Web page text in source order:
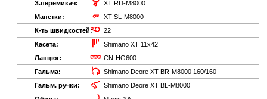
З.перемикач:
XT RD-M8000
Манетки:
XT SL-M8000
К-ть швидкостей:
22
Касета:
Shimano XT 11x42
Ланцюг:
CN-HG600
Гальма:
Shimano Deore XT BR-M8000 160/160
Гальм. ручки:
Shimano Deore XT BL-M8000